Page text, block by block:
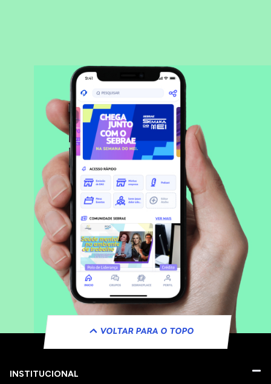
VOLTAR PARA O TOPO
INSTITUCIONAL